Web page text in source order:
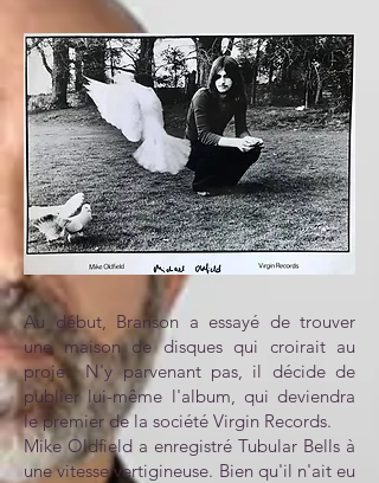
Au début, Branson a essayé de trouver
une maison de disques qui croirait au
projet. N'y parvenant pas, il décide de
publier lui-même l'album, qui deviendra
le premier de la société Virgin Records.
Mike Oldfield a enregistré Tubular Bells à
une vitesse vertigineuse. Bien qu'il n'ait eu